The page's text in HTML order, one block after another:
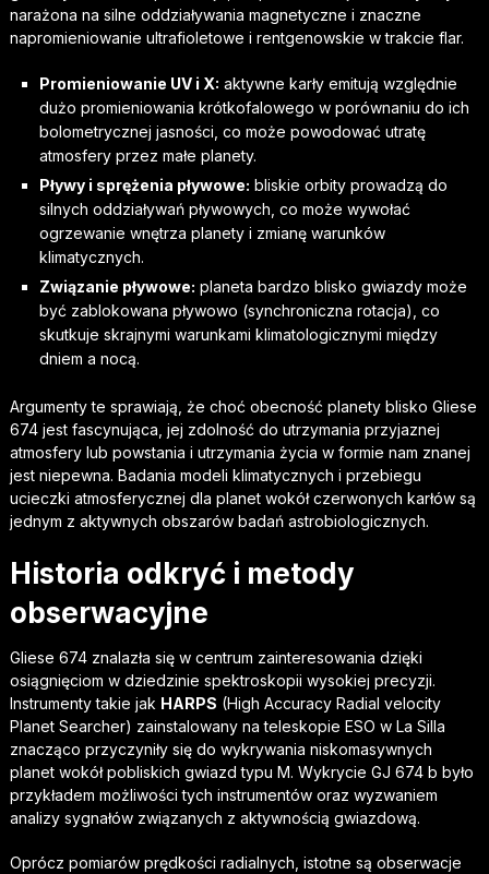
narażona na silne oddziaływania magnetyczne i znaczne
napromieniowanie ultrafioletowe i rentgenowskie w trakcie flar.
Promieniowanie UV i X: aktywne karły emitują względnie
dużo promieniowania krótkofalowego w porównaniu do ich
bolometrycznej jasności, co może powodować utratę
atmosfery przez małe planety.
Pływy i sprężenia pływowe: bliskie orbity prowadzą do
silnych oddziaływań pływowych, co może wywołać
ogrzewanie wnętrza planety i zmianę warunków
klimatycznych.
Związanie pływowe: planeta bardzo blisko gwiazdy może
być zablokowana pływowo (synchroniczna rotacja), co
skutkuje skrajnymi warunkami klimatologicznymi między
dniem a nocą.
Argumenty te sprawiają, że choć obecność planety blisko Gliese
674 jest fascynująca, jej zdolność do utrzymania przyjaznej
atmosfery lub powstania i utrzymania życia w formie nam znanej
jest niepewna. Badania modeli klimatycznych i przebiegu
ucieczki atmosferycznej dla planet wokół czerwonych karłów są
jednym z aktywnych obszarów badań astrobiologicznych.
Historia odkryć i metody
obserwacyjne
Gliese 674 znalazła się w centrum zainteresowania dzięki
osiągnięciom w dziedzinie spektroskopii wysokiej precyzji.
Instrumenty takie jak HARPS (High Accuracy Radial velocity
Planet Searcher) zainstalowany na teleskopie ESO w La Silla
znacząco przyczyniły się do wykrywania niskomasywnych
planet wokół pobliskich gwiazd typu M. Wykrycie GJ 674 b było
przykładem możliwości tych instrumentów oraz wyzwaniem
analizy sygnałów związanych z aktywnością gwiazdową.
Oprócz pomiarów prędkości radialnych, istotne są obserwacje